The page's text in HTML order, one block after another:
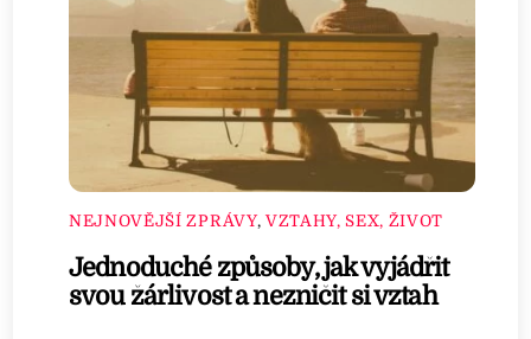
NEJNOVĚJŠÍ ZPRÁVY, VZTAHY, SEX, ŽIVOT
Jednoduché způsoby, jak vyjádřit
svou žárlivost a nezničit si vztah